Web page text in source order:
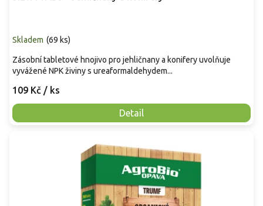
Skladem (69 ks)
109 Kč / ks
Detail
Zásobní tabletové hnojivo pro jehličnany a konifery uvolňuje
vyvážené NPK živiny s ureaformaldehydem...